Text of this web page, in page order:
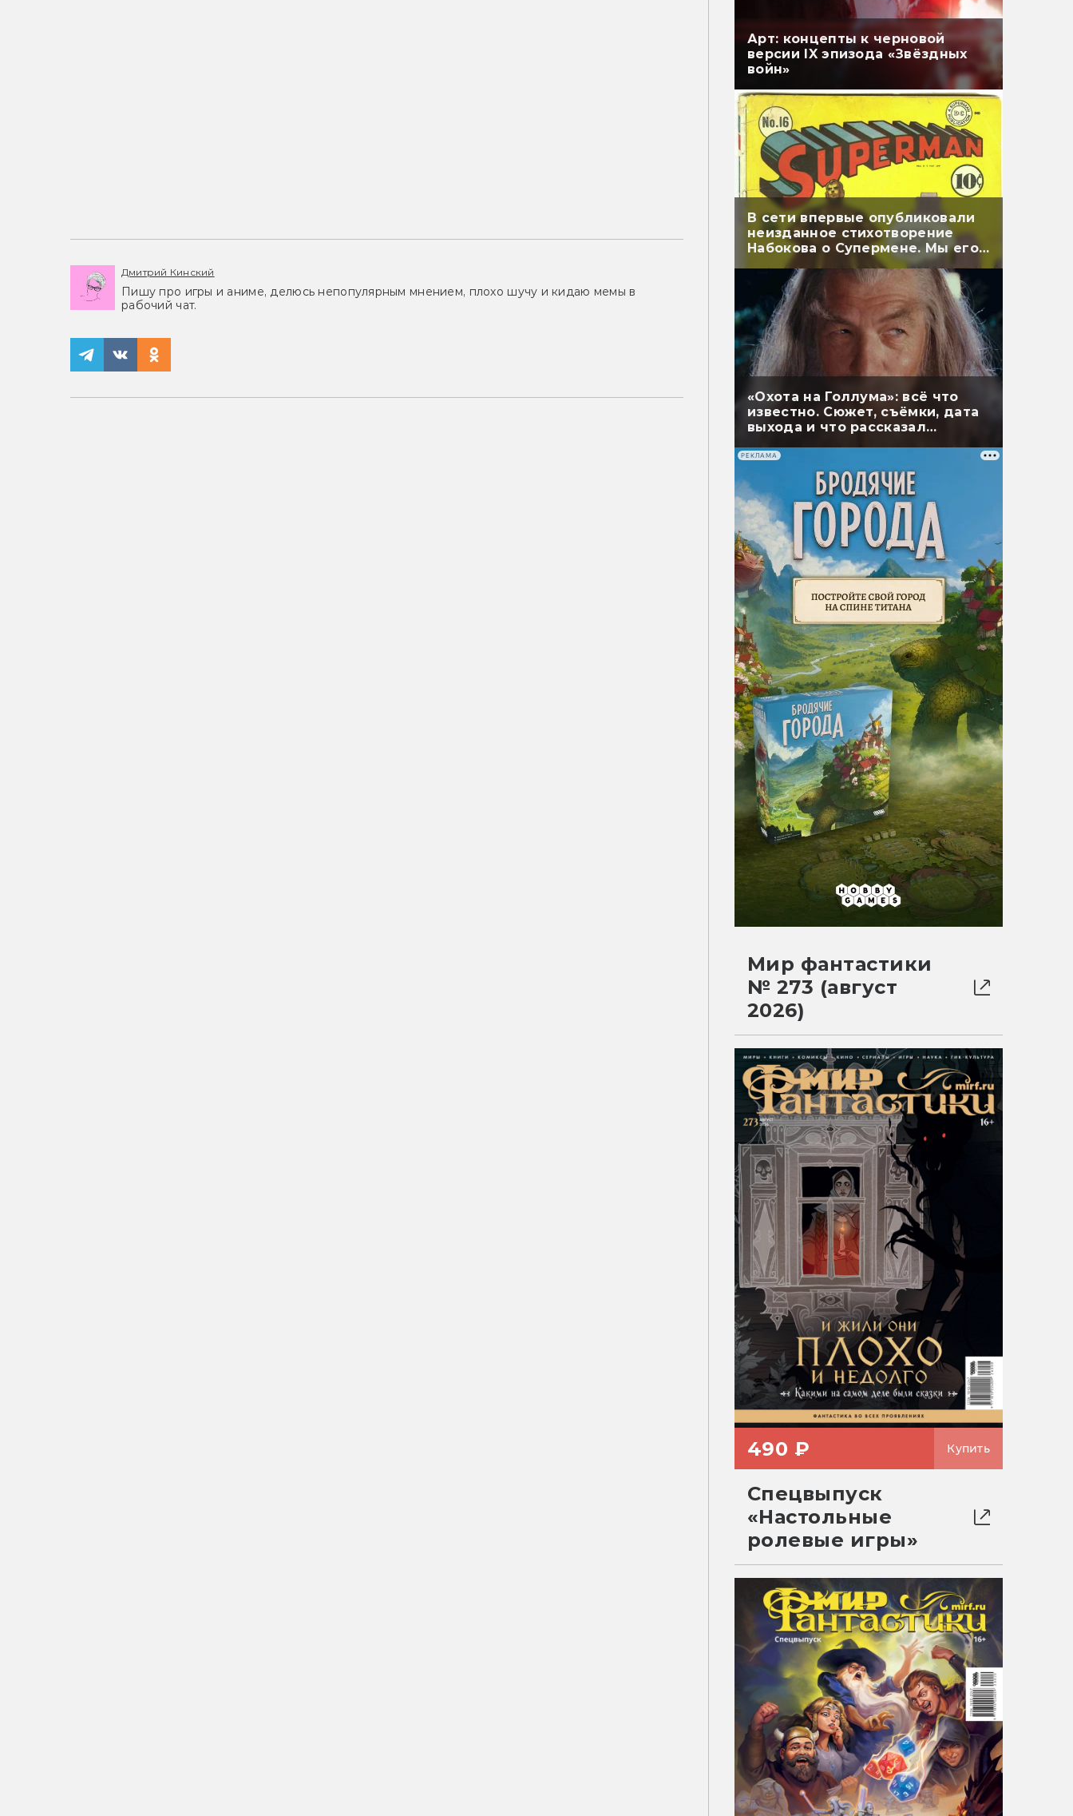
Дмитрий Кинский
Пишу про игры и аниме, делюсь непопулярным мнением, плохо шучу и кидаю мемы в
рабочий чат.
Арт: концепты к черновой
версии IX эпизода «Звёздных
войн»
В сети впервые опубликовали
неизданное стихотворение
Набокова о Супермене. Мы его
перевели
«Охота на Голлума»: всё что
известно. Сюжет, съёмки, дата
выхода и что рассказал
РЕКЛАМА
Мир фантастики
№ 273 (август
2026)
490 ₽ Купить
Спецвыпуск
«Настольные
ролевые игры»